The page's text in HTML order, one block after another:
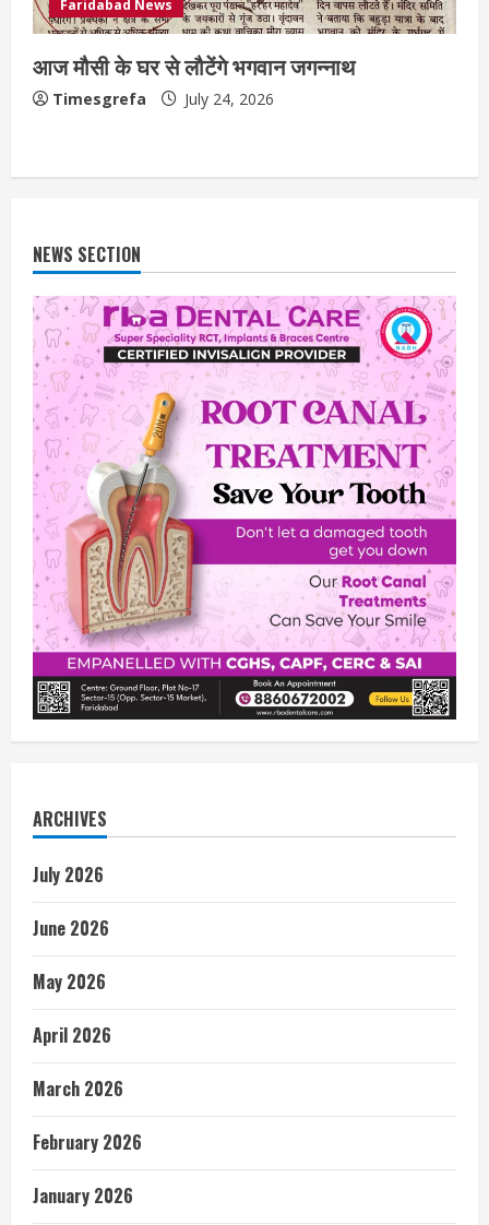
Faridabad News
आज मौसी के घर से लौटेंगे भगवान जगन्नाथ
Timesgrefa July 24, 2026
NEWS SECTION
ARCHIVES
July 2026
June 2026
May 2026
April 2026
March 2026
February 2026
January 2026